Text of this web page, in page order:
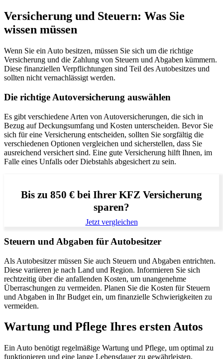
Versicherung und Steuern: Was Sie
wissen müssen
Wenn Sie ein Auto besitzen, müssen Sie sich um die richtige
Versicherung und die Zahlung von Steuern und Abgaben kümmern.
Diese finanziellen Verpflichtungen sind Teil des Autobesitzes und
sollten nicht vernachlässigt werden.
Die richtige Autoversicherung auswählen
Es gibt verschiedene Arten von Autoversicherungen, die sich in
Bezug auf Deckungsumfang und Kosten unterscheiden. Bevor Sie
sich für eine Versicherung entscheiden, sollten Sie sorgfältig die
verschiedenen Optionen vergleichen und sicherstellen, dass Sie
ausreichend versichert sind. Eine gute Versicherung hilft Ihnen, im
Falle eines Unfalls oder Diebstahls abgesichert zu sein.
Bis zu 850 € bei Ihrer KFZ Versicherung
sparen?
Jetzt vergleichen
Steuern und Abgaben für Autobesitzer
Als Autobesitzer müssen Sie auch Steuern und Abgaben entrichten.
Diese variieren je nach Land und Region. Informieren Sie sich
rechtzeitig über die anfallenden Kosten, um unangenehme
Überraschungen zu vermeiden. Planen Sie die Kosten für Steuern
und Abgaben in Ihr Budget ein, um finanzielle Schwierigkeiten zu
vermeiden.
Wartung und Pflege Ihres ersten Autos
Ein Auto benötigt regelmäßige Wartung und Pflege, um optimal zu
funktionieren und eine lange Lebensdauer zu gewährleisten.